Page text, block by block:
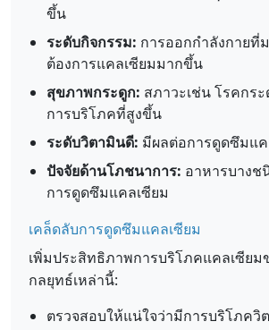
ขึ้น
ระดับกิจกรรม: การออกกำลังกายที่
ต้องการแคลเซียมมากขึ้น
สุขภาพกระดูก: สภาวะเช่น โรคกร
การบริโภคที่สูงขึ้น
ระดับวิตามินดี: มีผลต่อการดูดซึมแค
ปัจจัยด้านโภชนาการ: อาหารบางช
การดูดซึมแคลเซียม
เคล็ดลับการดูดซึมแคลเซียม
เพิ่มประสิทธิภาพการบริโภคแคลเซีย
กลยุทธ์เหล่านี้:
ตรวจสอบให้แน่ใจว่ามีการบริโภควิ